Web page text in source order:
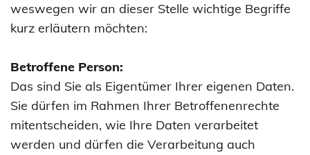
weswegen wir an dieser Stelle wichtige Begriffe
kurz erläutern möchten:
Betroffene Person:
Das sind Sie als Eigentümer Ihrer eigenen Daten.
Sie dürfen im Rahmen Ihrer Betroffenenrechte
mitentscheiden, wie Ihre Daten verarbeitet
werden und dürfen die Verarbeitung auch